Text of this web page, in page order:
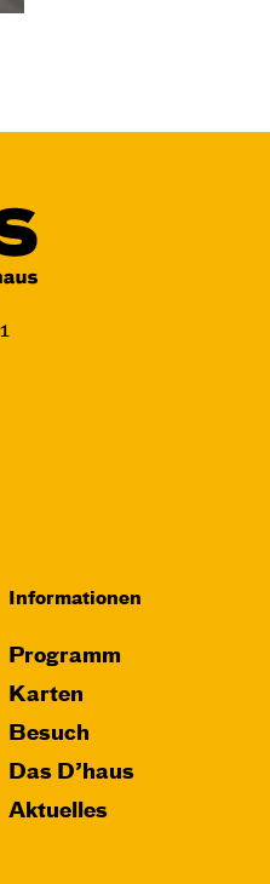
Informationen
Programm
Karten
Besuch
Das D’haus
Aktuelles